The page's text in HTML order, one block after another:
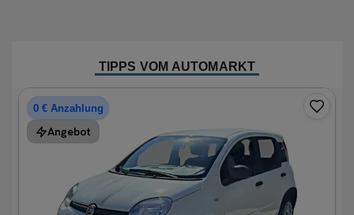
TIPPS VOM AUTOMARKT
0 € Anzahlung
Angebot